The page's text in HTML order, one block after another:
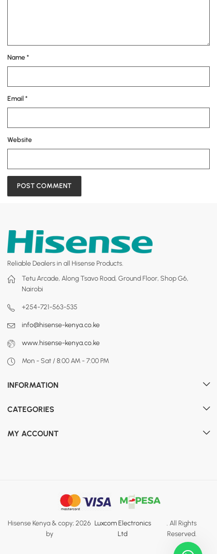
Name*
Email*
Website
Reliable Dealers in all Hisense Products.
Tetu Arcade, Along Tsavo Road, Ground Floor, Shop G6,
Nairobi
+254-721-563-535
info@hisense-kenya.co.ke
www.hisense-kenya.co.ke
Mon - Sat / 8:00 AM - 7:00 PM
INFORMATION
CATEGORIES
MY ACCOUNT
Hisense Kenya & copy; 2026
by
Luxcom Electronics
Ltd
. All Rights
Reserved.